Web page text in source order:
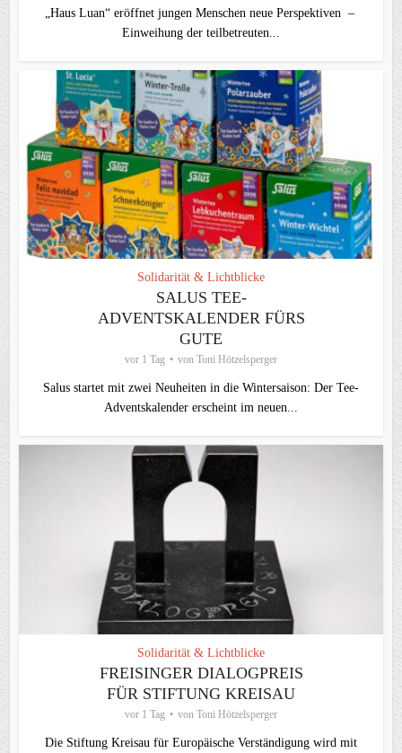
„Haus Luan“ eröffnet jungen Menschen neue Perspektiven –
Einweihung der teilbetreuten...
Solidarität & Lichtblicke
SALUS TEE-
ADVENTSKALENDER FÜRS
GUTE
vor 1 Tag von Toni Hötzelsperger
Salus startet mit zwei Neuheiten in die Wintersaison: Der Tee-
Adventskalender erscheint im neuen...
Solidarität & Lichtblicke
FREISINGER DIALOGPREIS
FÜR STIFTUNG KREISAU
vor 1 Tag von Toni Hötzelsperger
Die Stiftung Kreisau für Europäische Verständigung wird mit